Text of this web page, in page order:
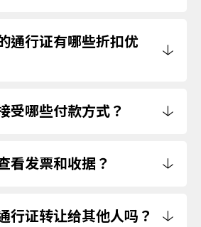
通行证有哪些折扣优
受哪些付款方式？
看发票和收据？
行证转让给其他人吗？